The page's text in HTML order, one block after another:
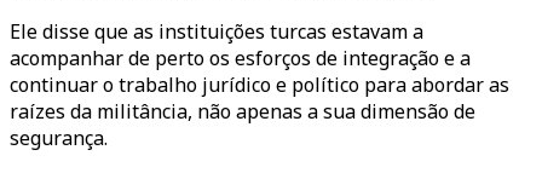
Ele disse que as instituições turcas estavam a
acompanhar de perto os esforços de integração e a
continuar o trabalho jurídico e político para abordar as
raízes da militância, não apenas a sua dimensão de
segurança.